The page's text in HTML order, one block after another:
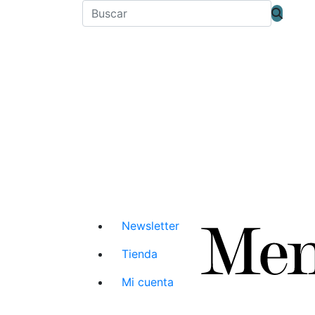
Newsletter
Tienda
Mi cuenta